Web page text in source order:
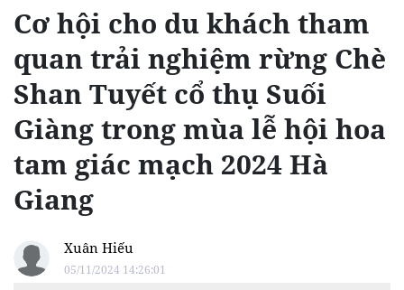
Cơ hội cho du khách tham
quan trải nghiệm rừng Chè
Shan Tuyết cổ thụ Suối
Giàng trong mùa lễ hội hoa
tam giác mạch 2024 Hà
Giang
Xuân Hiếu
05/11/2024 14:26:01